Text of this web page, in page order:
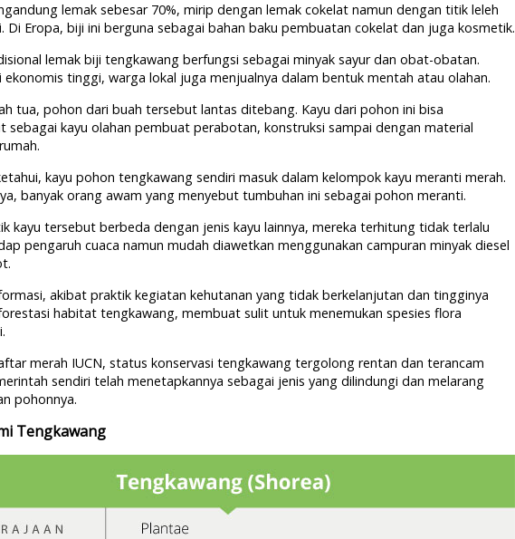
lemak sebesar 70%, mirip dengan lemak cokelat namun dengan titik leleh
Di Eropa, biji ini berguna sebagai bahan baku pembuatan cokelat dan juga kosmetik.
lemak biji tengkawang berfungsi sebagai minyak sayur dan obat-obatan.
ekonomis tinggi, warga lokal juga menjualnya dalam bentuk mentah atau olahan.
tua, pohon dari buah tersebut lantas ditebang. Kayu dari pohon ini bisa
sebagai kayu olahan pembuat perabotan, konstruksi sampai dengan material
kayu pohon tengkawang sendiri masuk dalam kelompok kayu meranti merah.
banyak orang awam yang menyebut tumbuhan ini sebagai pohon meranti.
kayu tersebut berbeda dengan jenis kayu lainnya, mereka terhitung tidak terlalu
pengaruh cuaca namun mudah diawetkan menggunakan campuran minyak diesel
akibat praktik kegiatan kehutanan yang tidak berkelanjutan dan tingginya
habitat tengkawang, membuat sulit untuk menemukan spesies flora
merah IUCN, status konservasi tengkawang tergolong rentan dan terancam
sendiri telah menetapkannya sebagai jenis yang dilindungi dan melarang
pohonnya.
Tengkawang